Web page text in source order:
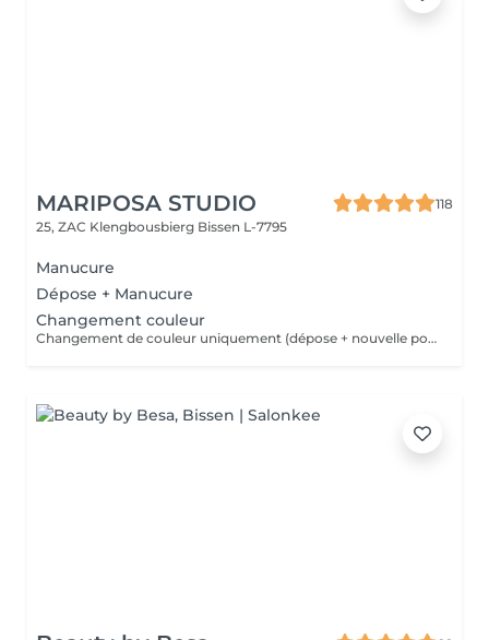
MARIPOSA STUDIO
118
25, ZAC Klengbousbierg Bissen L-7795
Manucure
Dépose + Manucure
Changement couleur
Changement de couleur uniquement (dépose + nouvelle pose de couleur) sans autre prestation de manucure.